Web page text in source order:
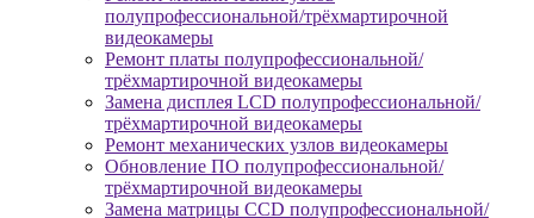
полупрофессиональной/трёхмартирочной
видеокамеры
Ремонт платы полупрофессиональной/
трёхмартирочной видеокамеры
Замена дисплея LCD полупрофессиональной/
трёхмартирочной видеокамеры
Ремонт механических узлов видеокамеры
Обновление ПО полупрофессиональной/
трёхмартирочной видеокамеры
Замена матрицы CCD полупрофессиональной/